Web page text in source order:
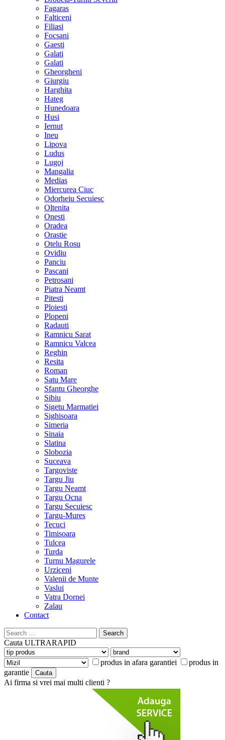
Fagaras
Falticeni
Filiasi
Focsani
Gaesti
Galati
Galati
Gheorgheni
Giurgiu
Harghita
Hateg
Hunedoara
Husi
Iernut
Ineu
Lipova
Ludus
Lugoj
Mangalia
Medias
Miercurea Ciuc
Odorheiu Secuiesc
Oltenita
Onesti
Oradea
Orastie
Otelu Rosu
Ovidiu
Panciu
Pascani
Petrosani
Piatra Neamt
Pitesti
Ploiesti
Plopeni
Radauti
Ramnicu Sarat
Ramnicu Valcea
Reghin
Resita
Roman
Satu Mare
Sfantu Gheorghe
Sibiu
Sigetu Marmatiei
Sighisoara
Simeria
Sinaia
Slatina
Slobozia
Suceava
Targoviste
Targu Jiu
Targu Neamt
Targu Ocna
Targu Secuiesc
Targu-Mures
Tecuci
Timisoara
Tulcea
Turda
Turnu Magurele
Urziceni
Valenii de Munte
Vaslui
Vatra Dornei
Zalau
Contact
Search
for:
Cauta ULTRARAPID
produs in afara garantiei
produs in
garantie
Ai firma si vrei mai multi clienti ?